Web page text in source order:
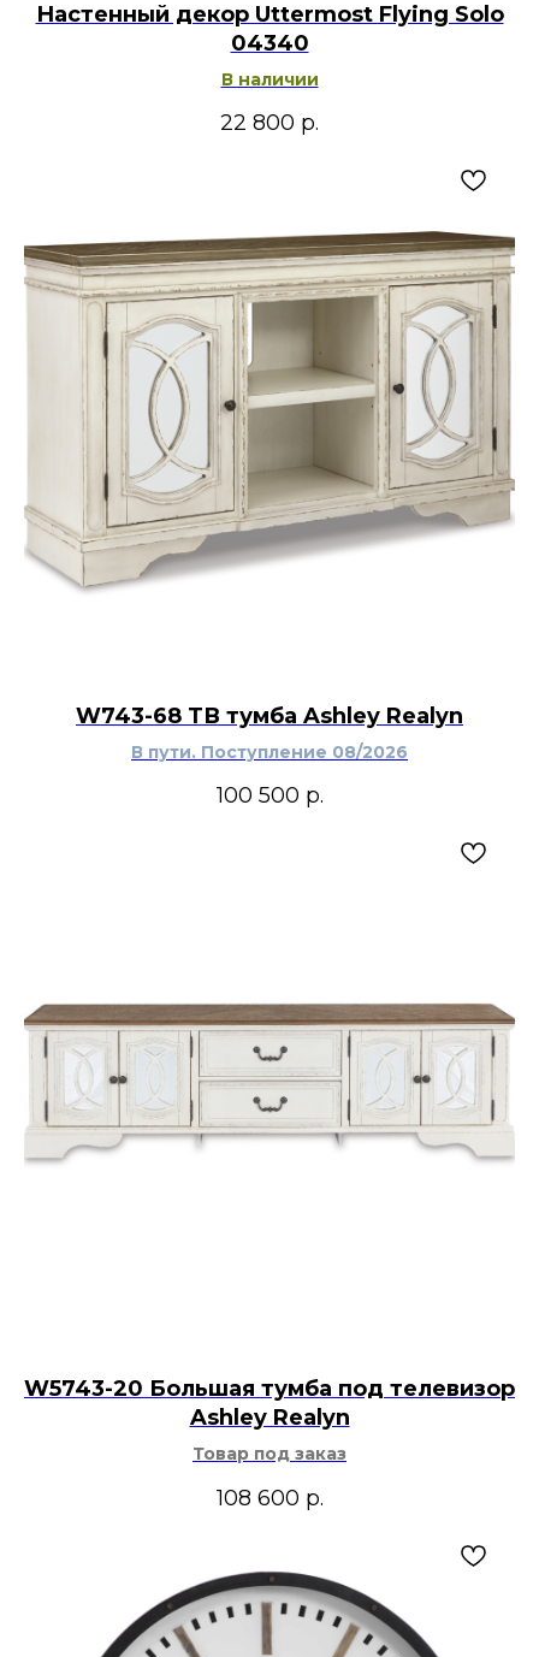
Настенный декор Uttermost Flying Solo
04340
В наличии
22 800 р.
W743-68 ТВ тумба Ashley Realyn
В пути. Поступление 08/2026
100 500 р.
W5743-20 Большая тумба под телевизор
Ashley Realyn
Товар под заказ
108 600 р.